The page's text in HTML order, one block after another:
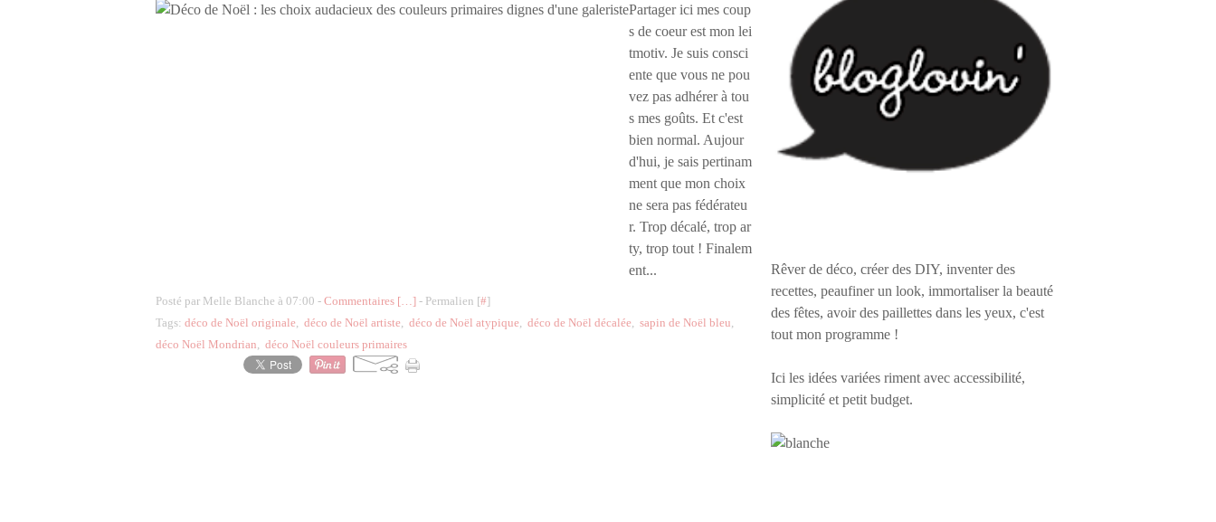
Partager ici mes coup
s de coeur est mon lei
tmotiv. Je suis consci
ente que vous ne pou
vez pas adhérer à tou
s mes goûts. Et c'est
bien normal. Aujour
d'hui, je sais pertinam
ment que mon choix
ne sera pas fédérateu
r. Trop décalé, trop ar
ty, trop tout ! Finalem
ent...
Posté par Melle Blanche à 07:00 - Commentaires […] - Permalien [#]
Tags: déco de Noël originale, déco de Noël artiste, déco de Noël atypique, déco de Noël décalée, sapin de Noël bleu,
déco Noël Mondrian, déco Noël couleurs primaires
Rêver de déco, créer des DIY, inventer des
recettes, peaufiner un look, immortaliser la beauté
des fêtes, avoir des paillettes dans les yeux, c'est
tout mon programme !
Ici les idées variées riment avec accessibilité,
simplicité et petit budget.